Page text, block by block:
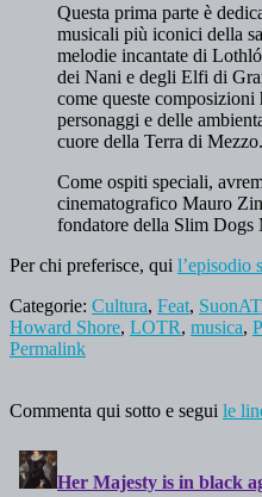
Questa prima parte è
musicali più iconici della
melodie incantate di
dei Nani e degli Elfi di
come queste composizioni
personaggi e delle
cuore della Terra di Mezzo.
Come ospiti speciali,
cinematografico Mauro
fondatore della Slim Dogs
Per chi preferisce, qui l’episodio
Categorie: Cultura, Feat,
Howard Shore, LOTR, musica,
Permalink
Commenta qui sotto e segui le